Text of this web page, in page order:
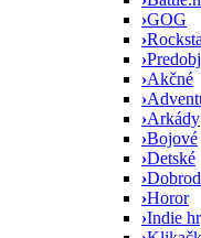
›GOG
›
›
›Akčné
›
›Arkády
›Bojové
›Detské
›
›Horor
›Indie